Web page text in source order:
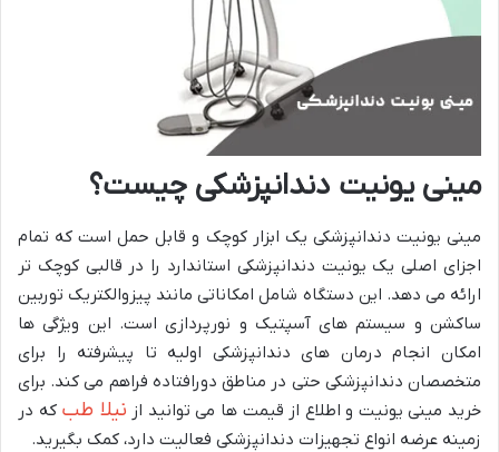
مینی یونیت دندانپزشکی چیست؟
مینی یونیت دندانپزشکی یک ابزار کوچک و قابل حمل است که تمام
اجزای اصلی یک یونیت دندانپزشکی استاندارد را در قالبی کوچک تر
ارائه می دهد. این دستگاه شامل امکاناتی مانند پیزوالکتریک توربین
ساکشن و سیستم های آسپتیک و نورپردازی است. این ویژگی ها
امکان انجام درمان های دندانپزشکی اولیه تا پیشرفته را برای
متخصصان دندانپزشکی حتی در مناطق دورافتاده فراهم می کند. برای
خرید مینی یونیت و اطلاع از قیمت ها می توانید از نیلا طب که در
زمینه عرضه انواع تجهیزات دندانپزشکی فعالیت دارد، کمک بگیرید.